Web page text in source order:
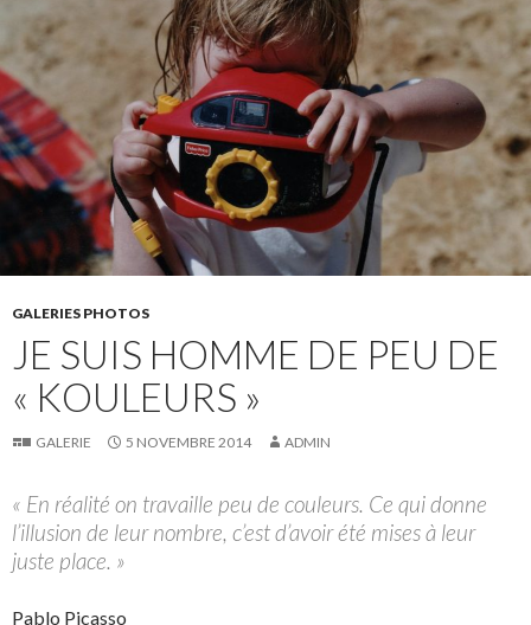
GALERIES PHOTOS
JE SUIS HOMME DE PEU DE
« KOULEURS »
GALERIE 5 NOVEMBRE 2014 ADMIN
« En réalité on travaille peu de couleurs. Ce qui donne
l’illusion de leur nombre, c’est d’avoir été mises à leur
juste place. »
Pablo Picasso